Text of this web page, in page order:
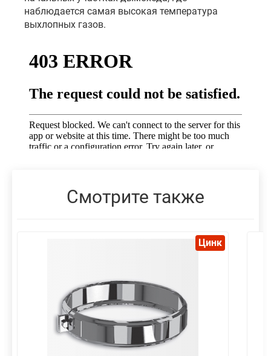
наблюдается самая высокая температура
выхлопных газов.
Смотрите также
Цинк